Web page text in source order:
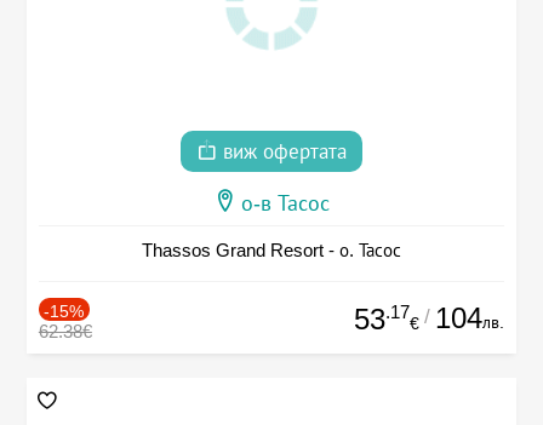
виж офертата
о-в Тасос
Thassos Grand Resort - о. Тасос
-15%
62.38€ 53.17
€ / 104лв.